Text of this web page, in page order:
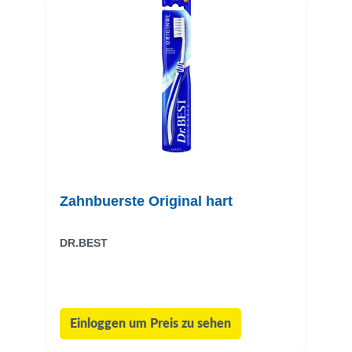
Zahnbuerste Original hart
DR.BEST
Einloggen um Preis zu sehen